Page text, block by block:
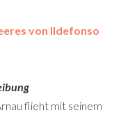
von Ildefonso
flieht mit seinem